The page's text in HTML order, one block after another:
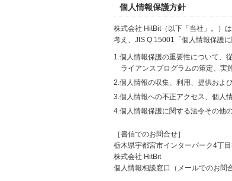
個人情報保護方針
株式会社 HitBit（以下「当社」。）
考え、JIS Q 15001「個人情報保護
1.個人情報保護の重要性について、
ライアンスプログラムの策定、実
2.個人情報の収集、利用、提供およ
3.個人情報への不正アクセス、個人
4.個人情報保護に関する法令その他
［書信でのお問合せ］
栃木県宇都宮市インターパーク4丁
株式会社 HitBit
個人情報相談窓口（メールでのお問